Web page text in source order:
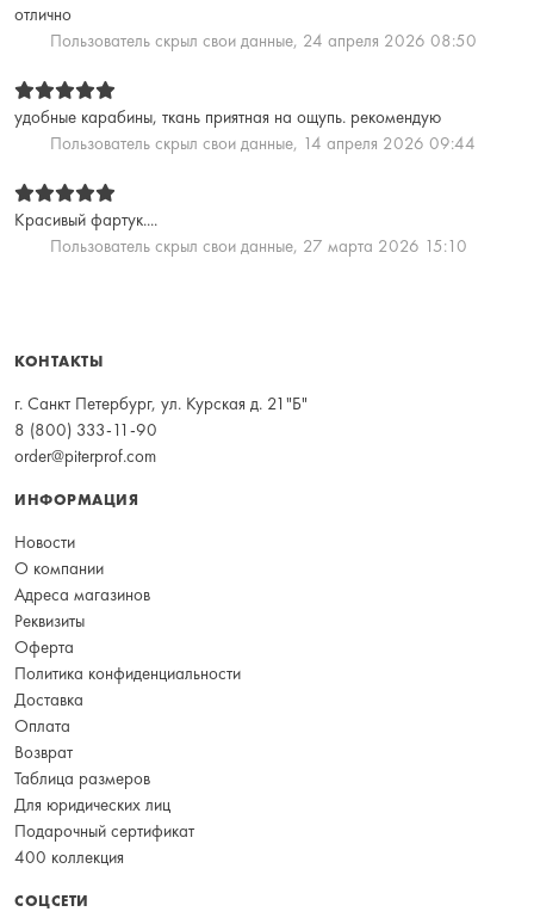
отлично
Пользователь скрыл свои данные, 24 апреля 2026 08:50
удобные карабины, ткань приятная на ощупь. рекомендую
Пользователь скрыл свои данные, 14 апреля 2026 09:44
Красивый фартук....
Пользователь скрыл свои данные, 27 марта 2026 15:10
КОНТАКТЫ
г. Санкт Петербург, ул. Курская д. 21"Б"
8 (800) 333-11-90
order@piterprof.com
ИНФОРМАЦИЯ
Новости
О компании
Адреса магазинов
Реквизиты
Оферта
Политика конфиденциальности
Доставка
Оплата
Возврат
Таблица размеров
Для юридических лиц
Подарочный сертификат
400 коллекция
СОЦСЕТИ